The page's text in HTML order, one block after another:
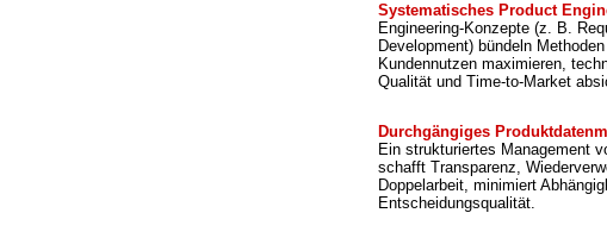
Systematisches Product
Engineering-Konzepte (z. B.
Development) bündeln
Kundennutzen maximieren,
Qualität und Time-to-Market
Durchgängiges
Ein strukturiertes Management
schafft Transparenz,
Doppelarbeit, minimiert
Entscheidungsqualität.